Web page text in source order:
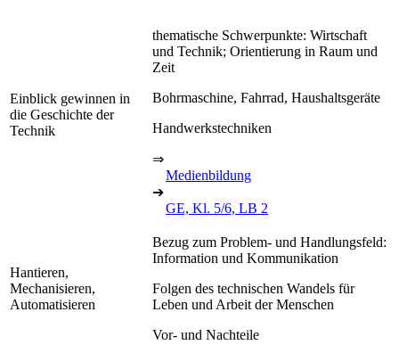
Einblick gewinnen in
die Geschichte der
Technik
thematische Schwerpunkte: Wirtschaft
und Technik; Orientierung in Raum und
Zeit
Bohrmaschine, Fahrrad, Haushaltsgeräte
Handwerkstechniken
⇒
Medienbildung
➔
GE, Kl. 5/6, LB 2
Hantieren,
Mechanisieren,
Automatisieren
Bezug zum Problem- und Handlungsfeld:
Information und Kommunikation
Folgen des technischen Wandels für
Leben und Arbeit der Menschen
Vor- und Nachteile